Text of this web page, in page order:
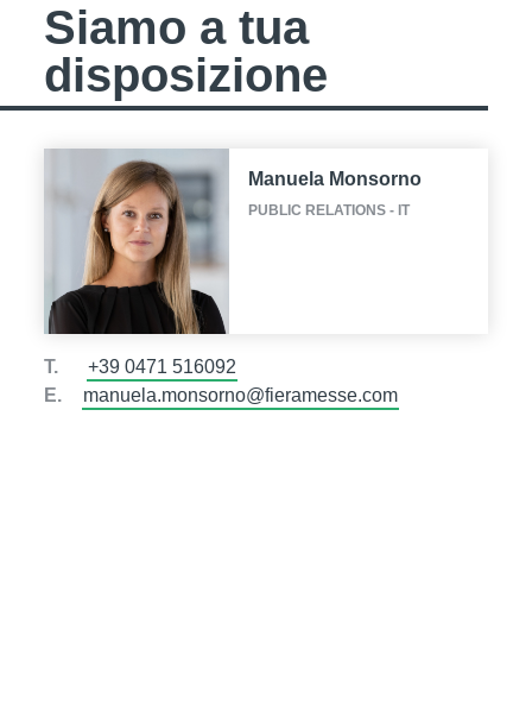
Siamo a tua
disposizione
Manuela Monsorno
PUBLIC RELATIONS - IT
T.
+39 0471 516092
E.
manuela.monsorno@fieramesse.com